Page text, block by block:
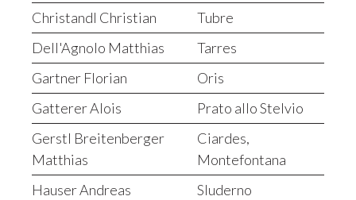
Christandl Christian
Tubre
Dell'Agnolo Matthias
Tarres
Gartner Florian
Oris
Gatterer Alois
Prato allo Stelvio
Gerstl Breitenberger
Matthias
Ciardes,
Montefontana
Hauser Andreas
Sluderno